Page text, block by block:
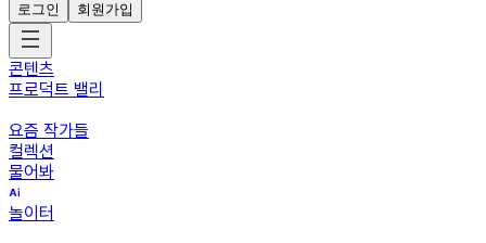
로그인
회원가입
콘텐츠
프로덕트 밸리
요즘 작가들
컬렉션
물어봐
놀이터